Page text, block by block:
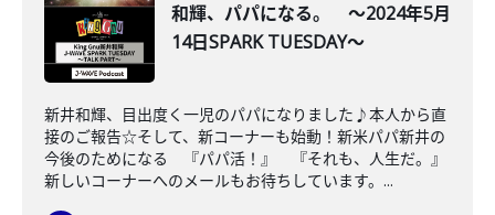
和輝、パパになる。 ～2024年5月
14日SPARK TUESDAY～
新井和輝、目出度く一児のパパになりました♪本人から直
接のご報告☆そして、新コーナーも始動！新米パパ新井の
今後のためになる 『パパ活！』 『それも、人生だ。』
新しいコーナーへのメールもお待ちしています。...